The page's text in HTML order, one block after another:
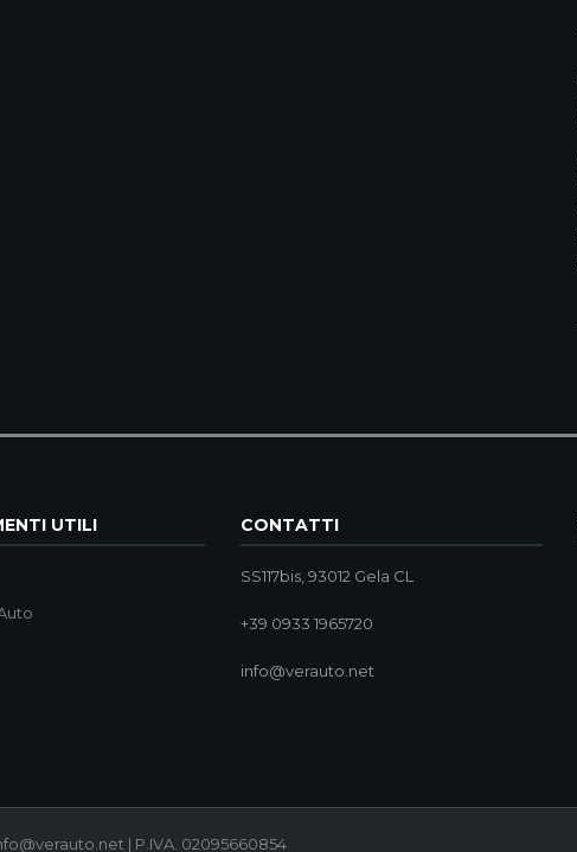
UTILI CONTATTI
SS117bis, 93012 Gela CL
+39 0933 1965720
info@verauto.net
| P.IVA. 02095660854